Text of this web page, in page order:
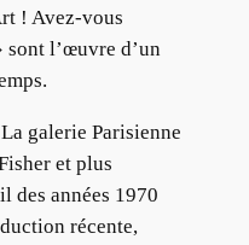
! Avez-vous
sont l’œuvre d’un
galerie Parisienne
et plus
des années 1970
récente,